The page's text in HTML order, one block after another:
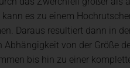
und Senologie
es zu einem
Daraus resultiert dann in
von der Größe
bis hin zu einer